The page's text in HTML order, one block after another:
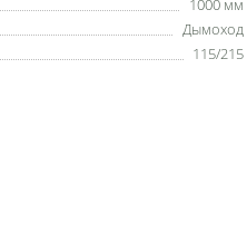
1000 мм
Дымоход
115/215